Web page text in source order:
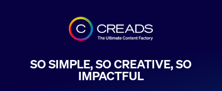
SO SIMPLE, SO CREATIVE, SO
IMPACTFUL